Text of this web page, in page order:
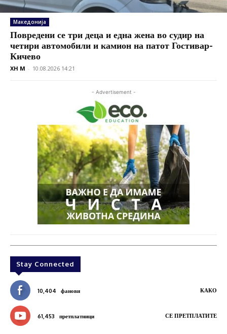
Македонија
Повредени се три деца и една жена во судир на
четири автомобили и камион на патот Гостивар-
Кичево
XH M - 10.08.2026 14:21
- Advertisement -
Stay Connected
10,404 фанови КАКО
61,453 претплатници СЕ ПРЕТПЛАТИТЕ